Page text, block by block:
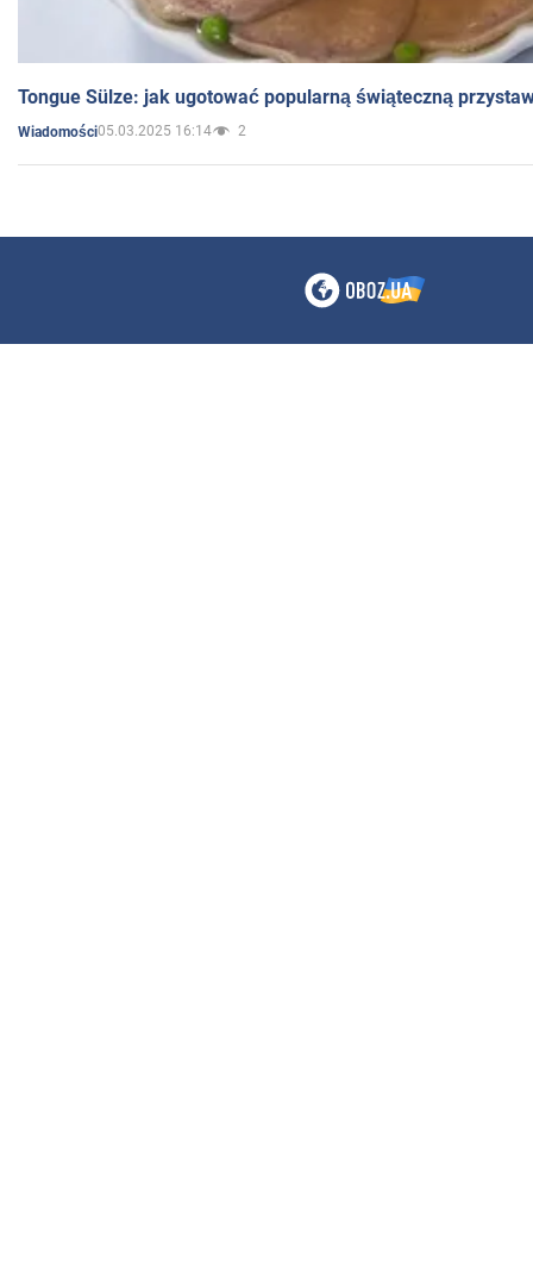
Tongue Sülze: jak ugotować popularną świąteczną
Wiadomości05.03.2025 16:14 2